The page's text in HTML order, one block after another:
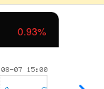
0.93%